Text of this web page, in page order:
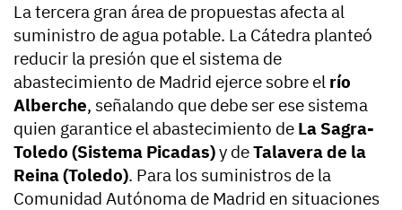
La tercera gran área de propuestas afecta al
suministro de agua potable. La Cátedra planteó
reducir la presión que el sistema de
abastecimiento de Madrid ejerce sobre el río
Alberche, señalando que debe ser ese sistema
quien garantice el abastecimiento de La Sagra-
Toledo (Sistema Picadas)y deTalavera de la
Reina (Toledo). Para los suministros de la
Comunidad Autónoma de Madrid en situaciones